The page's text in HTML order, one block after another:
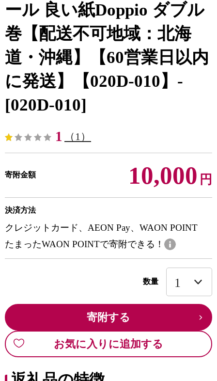
ール 良い紙Doppio ダブル
巻【配送不可地域：北海
道・沖縄】【60営業日以内
に発送】【020D-010】-
[020D-010]
1 （1）
寄附金額 10,000 円
決済方法
クレジットカード、AEON Pay、WAON POINT
たまったWAON POINTで寄附できる！
数量
寄附する
お気に入りに追加する